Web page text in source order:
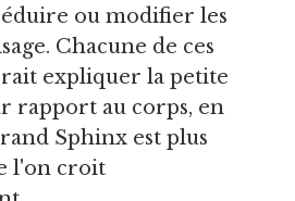
ou modifier les
Chacune de ces
expliquer la petite
rapport au corps, en
Sphinx est plus
l'on croit